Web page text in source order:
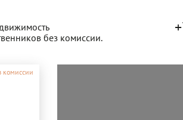
без комиссии.
комиссии